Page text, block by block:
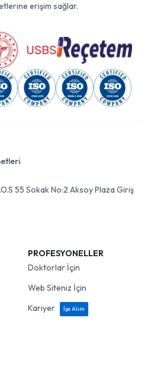
erişim sağlar.
55 Sokak No:2 Aksoy Plaza Giriş
PROFESYONELLER
Doktorlar İçin
Web Siteniz İçin
Kariyer
İşe Alım